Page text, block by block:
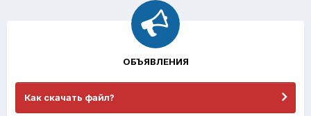
ОБЪЯВЛЕНИЯ
Как скачать файл?